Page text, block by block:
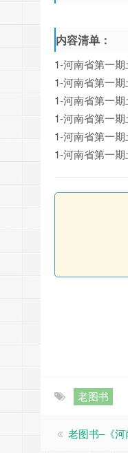
内容清单：
1-河南省第一
1-河南省第一
1-河南省第一
1-河南省第一
1-河南省第一
1-河南省第一
老图书
老图书–《